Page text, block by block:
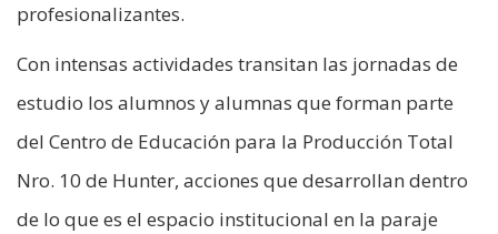
profesionalizantes.
Con intensas actividades transitan las jornadas de
estudio los alumnos y alumnas que forman parte
del Centro de Educación para la Producción Total
Nro. 10 de Hunter, acciones que desarrollan dentro
de lo que es el espacio institucional en la paraje